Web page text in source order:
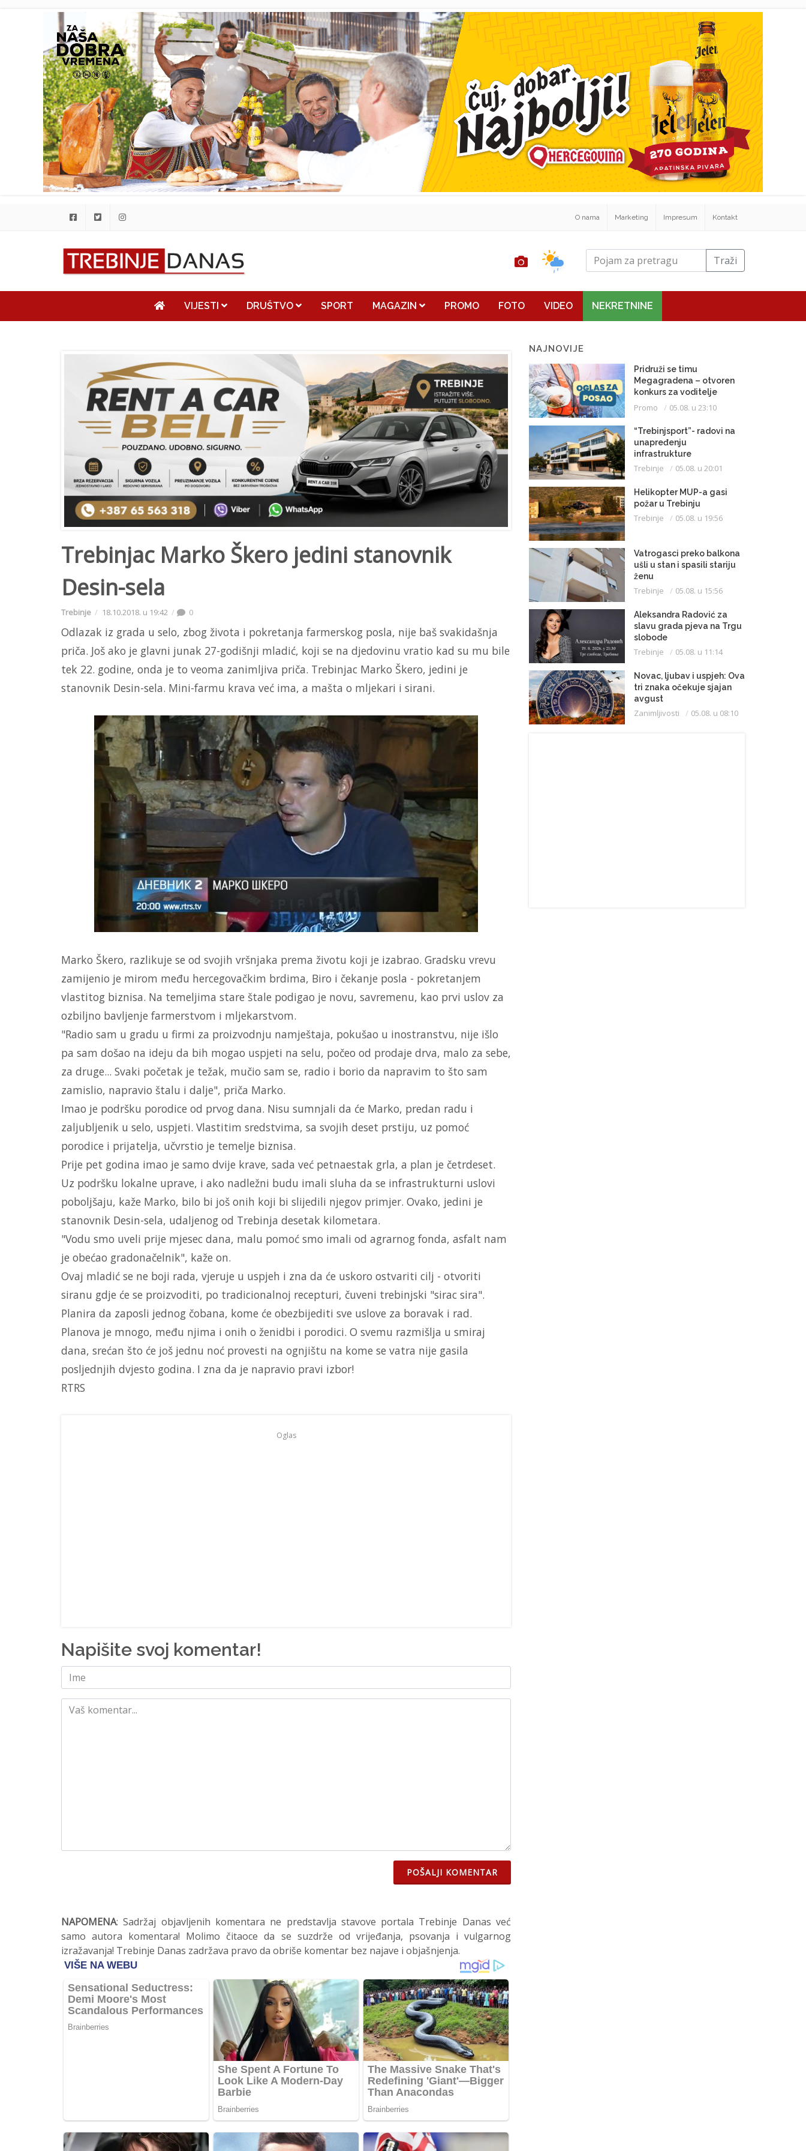
O nama Marketing Impresum Kontakt
Traži
VIJESTI DRUŠTVO SPORT MAGAZIN PROMO FOTO VIDEO NEKRETNINE
Trebinjac Marko Škero jedini stanovnik
Desin-sela
Trebinje 18.10.2018. u 19:42 0
Odlazak iz grada u selo, zbog života i pokretanja farmerskog posla, nije baš svakidašnja
priča. Još ako je glavni junak 27-godišnji mladić, koji se na djedovinu vratio kad su mu bile
tek 22. godine, onda je to veoma zanimljiva priča. Trebinjac Marko Škero, jedini je
stanovnik Desin-sela. Mini-farmu krava već ima, a mašta o mljekari i sirani.
Marko Škero, razlikuje se od svojih vršnjaka prema životu koji je izabrao. Gradsku vrevu
zamijenio je mirom među hercegovačkim brdima, Biro i čekanje posla - pokretanjem
vlastitog biznisa. Na temeljima stare štale podigao je novu, savremenu, kao prvi uslov za
ozbiljno bavljenje farmerstvom i mljekarstvom.
"Radio sam u gradu u firmi za proizvodnju namještaja, pokušao u inostranstvu, nije išlo
pa sam došao na ideju da bih mogao uspjeti na selu, počeo od prodaje drva, malo za sebe,
za druge... Svaki početak je težak, mučio sam se, radio i borio da napravim to što sam
zamislio, napravio štalu i dalje", priča Marko.
Imao je podršku porodice od prvog dana. Nisu sumnjali da će Marko, predan radu i
zaljubljenik u selo, uspjeti. Vlastitim sredstvima, sa svojih deset prstiju, uz pomoć
porodice i prijatelja, učvrstio je temelje biznisa.
Prije pet godina imao je samo dvije krave, sada već petnaestak grla, a plan je četrdeset.
Uz podršku lokalne uprave, i ako nadležni budu imali sluha da se infrastrukturni uslovi
poboljšaju, kaže Marko, bilo bi još onih koji bi slijedili njegov primjer. Ovako, jedini je
stanovnik Desin-sela, udaljenog od Trebinja desetak kilometara.
"Vodu smo uveli prije mjesec dana, malu pomoć smo imali od agrarnog fonda, asfalt nam
je obećao gradonačelnik", kaže on.
Ovaj mladić se ne boji rada, vjeruje u uspjeh i zna da će uskoro ostvariti cilj - otvoriti
siranu gdje će se proizvoditi, po tradicionalnoj recepturi, čuveni trebinjski "sirac sira".
Planira da zaposli jednog čobana, kome će obezbijediti sve uslove za boravak i rad.
Planova je mnogo, među njima i onih o ženidbi i porodici. O svemu razmišlja u smiraj
dana, srećan što će još jednu noć provesti na ognjištu na kome se vatra nije gasila
posljednjih dvjesto godina. I zna da je napravio pravi izbor!
RTRS
Oglas
Napišite svoj komentar!
POŠALJI KOMENTAR
NAPOMENA: Sadržaj objavljenih komentara ne predstavlja stavove portala Trebinje Danas već
samo autora komentara! Molimo čitaoce da se suzdrže od vrijeđanja, psovanja i vulgarnog
izražavanja! Trebinje Danas zadržava pravo da obriše komentar bez najave i objašnjenja.
NAJNOVIJE
Pridruži se timu
Megagradena – otvoren
konkurs za voditelje
gradilišta
Promo 05.08. u 23:10
“Trebinjsport”- radovi na
unapređenju
infrastrukture
Trebinje 05.08. u 20:01
Helikopter MUP-a gasi
požar u Trebinju
Trebinje 05.08. u 19:56
Vatrogasci preko balkona
ušli u stan i spasili stariju
ženu
Trebinje 05.08. u 15:56
Aleksandra Radović za
slavu grada pjeva na Trgu
slobode
Trebinje 05.08. u 11:14
Novac, ljubav i uspjeh: Ova
tri znaka očekuje sjajan
avgust
Zanimljivosti 05.08. u 08:10